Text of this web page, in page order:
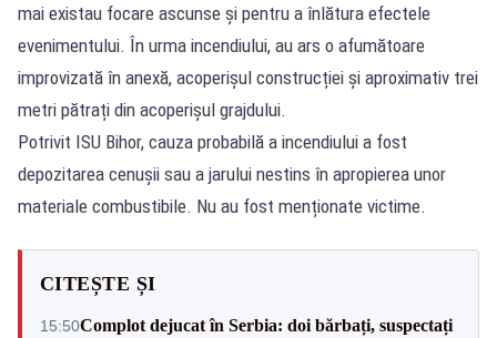
mai existau focare ascunse și pentru a înlătura efectele
evenimentului. În urma incendiului, au ars o afumătoare
improvizată în anexă, acoperișul construcției și aproximativ trei
metri pătrați din acoperișul grajdului.
Potrivit ISU Bihor, cauza probabilă a incendiului a fost
depozitarea cenușii sau a jarului nestins în apropierea unor
materiale combustibile. Nu au fost menționate victime.
CITEȘTE ȘI
15:50Complot dejucat în Serbia: doi bărbați, suspectați